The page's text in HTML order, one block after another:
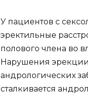
У пациентов с
эректильные
полового члена во
Нарушения
андрологических
сталкивается